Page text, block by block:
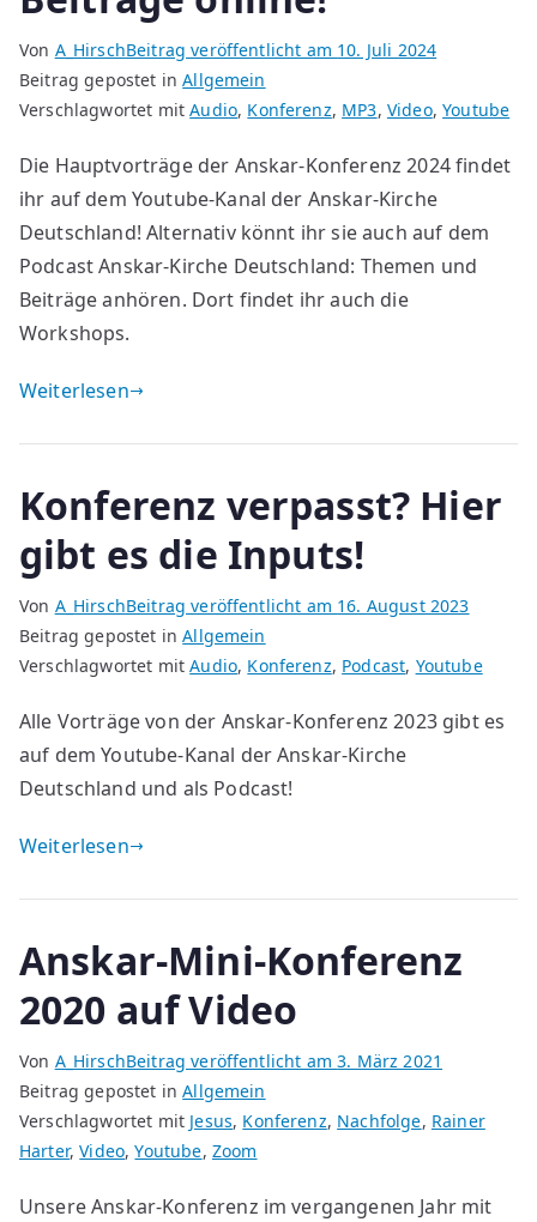
Von A_HirschBeitrag veröffentlicht am 10. Juli 2024
Beitrag gepostet inAllgemein
Verschlagwortet mitAudio, Konferenz, MP3, Video,Youtube
Die Hauptvorträge der Anskar-Konferenz 2024 findet
ihr auf dem Youtube-Kanal der Anskar-Kirche
Deutschland! Alternativ könnt ihr sie auch auf dem
Podcast Anskar-Kirche Deutschland: Themen und
Beiträge anhören. Dort findet ihr auch die
Workshops.
Weiterlesen
Konferenz verpasst? Hier
gibt es die Inputs!
Von A_HirschBeitrag veröffentlicht am 16. August 2023
Beitrag gepostet inAllgemein
Verschlagwortet mitAudio, Konferenz, Podcast, Youtube
Alle Vorträge von der Anskar-Konferenz 2023 gibt es
auf dem Youtube-Kanal der Anskar-Kirche
Deutschland und als Podcast!
Weiterlesen
Anskar-Mini-Konferenz
2020 auf Video
Von A_HirschBeitrag veröffentlicht am3. März 2021
Beitrag gepostet inAllgemein
Verschlagwortet mit Jesus, Konferenz, Nachfolge, Rainer
Harter,Video,Youtube, Zoom
Unsere Anskar-Konferenz im vergangenen Jahr mit